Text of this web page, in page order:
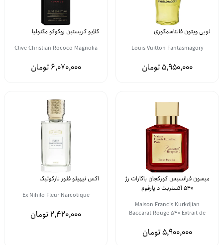
لویی ویتون فانتاسمگوری
Louis Vuitton Fantasmagory
5,950,000
کلایو کریستین روکوکو مگنولیا
Clive Christian Rococo Magnolia
6,070,000
میسون فرانسیس کورکجان باکارات رژ
540 اکستریت د پارفوم
Maison Francis Kurkdjian
Baccarat Rouge 540 Extrait de
5,900,000
اکس نیهیلو فلور نارکوتیک
Ex Nihilo Fleur Narcotique
2,420,000